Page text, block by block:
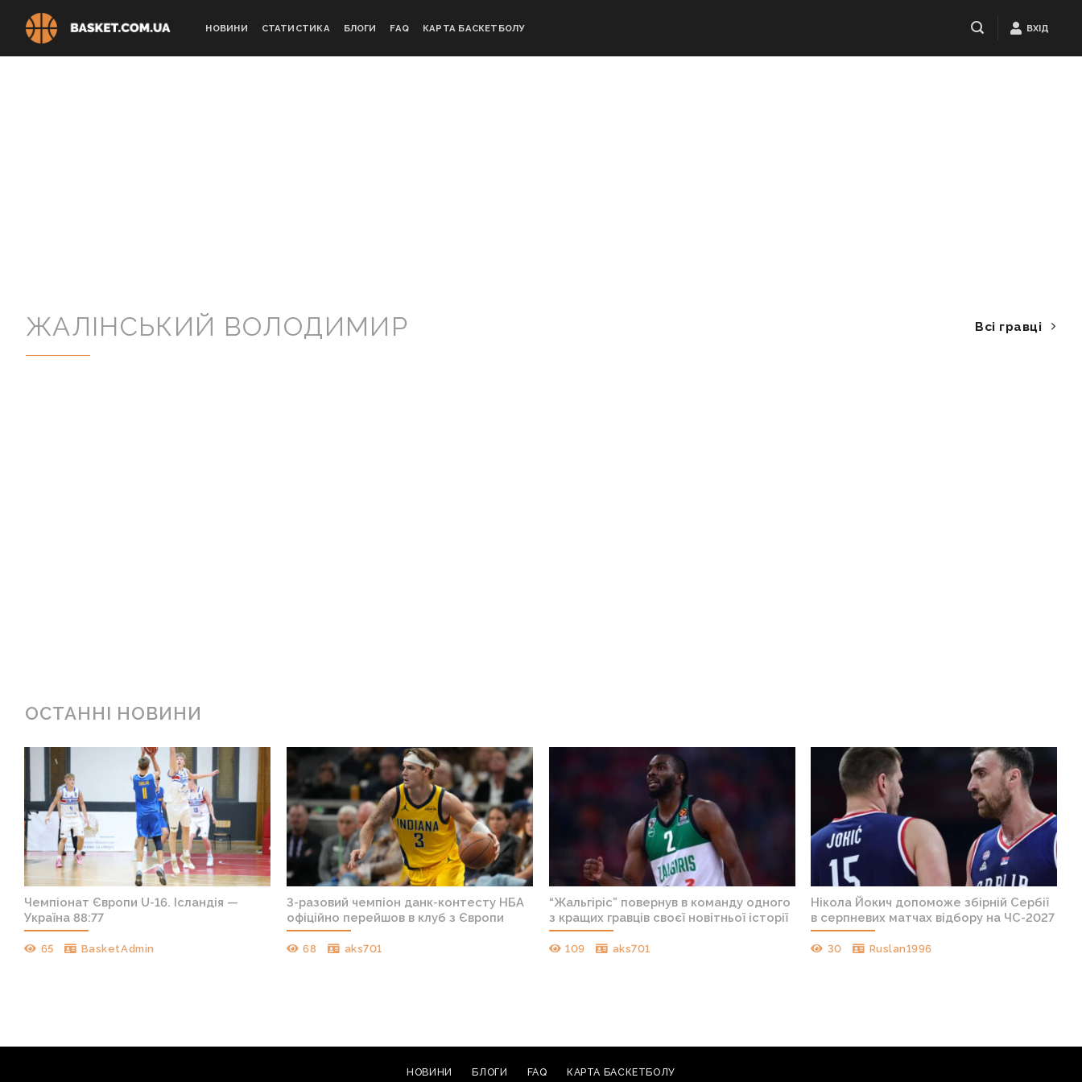
НОВИНИ СТАТИСТИКА БЛОГИ FAQ КАРТА БАСКЕТБОЛУ ВХІД
ЖАЛІНСЬКИЙ ВОЛОДИМИР Всі гравці
ОСТАННІ НОВИНИ
Чемпіонат Європи U-16. Ісландія —
Україна 88:77
65 BasketAdmin
3-разовий чемпіон данк-контесту НБА
офіційно перейшов в клуб з Європи
68 aks701
“Жальгіріс” повернув в команду одного
з кращих гравців своєї новітньої історії
109 aks701
Нікола Йокич допоможе збірній Сербії
в серпневих матчах відбору на ЧС-2027
30 Ruslan1996
НОВИНИ БЛОГИ FAQ КАРТА БАСКЕТБОЛУ